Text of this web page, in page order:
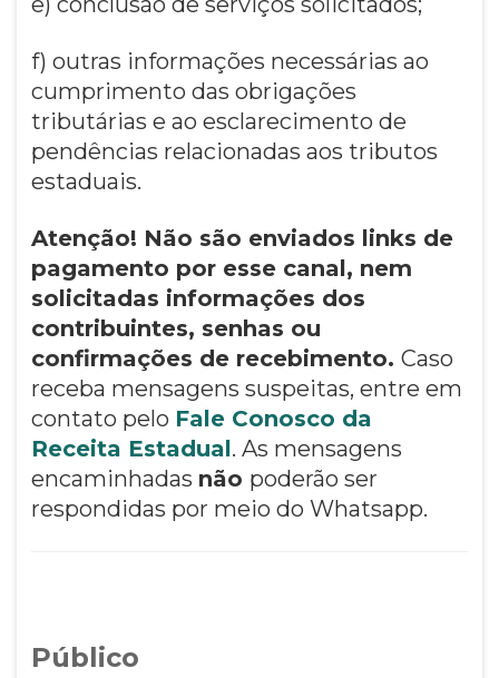
f) outras informações necessárias ao
cumprimento das obrigações
tributárias e ao esclarecimento de
pendências relacionadas aos tributos
estaduais.
Atenção! Não são enviados links de
pagamento por esse canal, nem
solicitadas informações dos
contribuintes, senhas ou
confirmações de recebimento. Caso
receba mensagens suspeitas, entre em
contato pelo Fale Conosco da
Receita Estadual. As mensagens
encaminhadas não poderão ser
respondidas por meio do Whatsapp.
Público